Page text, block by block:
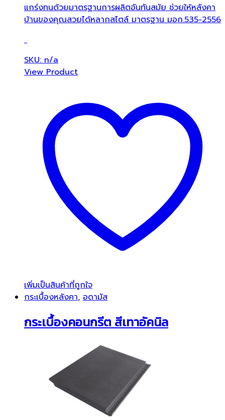
แกร่งทนด้วยมาตรฐานการผลิตอันทันสมัย ช่วยให้หลังคา
บ้านของคุณสวยได้หลากสไตล์ มาตรฐาน มอก.535-2556
SKU: n/a
View Product
เพิ่มเป็นสินค้าที่ถูกใจ
กระเบื้องหลังคา, อดามัส
กระเบื้องคอนกรีต สีเทาอัคนิล